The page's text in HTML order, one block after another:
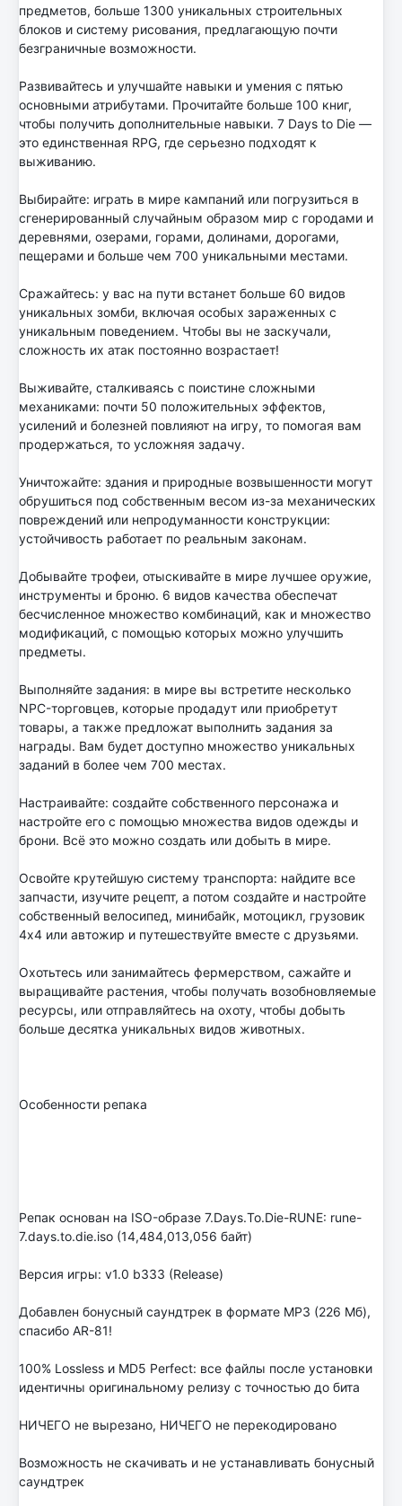
предметов, больше 1300 уникальных строительных
блоков и систему рисования, предлагающую почти
безграничные возможности.
Развивайтесь и улучшайте навыки и умения с пятью
основными атрибутами. Прочитайте больше 100 книг,
чтобы получить дополнительные навыки. 7 Days to Die —
это единственная RPG, где серьезно подходят к
выживанию.
Выбирайте: играть в мире кампаний или погрузиться в
сгенерированный случайным образом мир с городами и
деревнями, озерами, горами, долинами, дорогами,
пещерами и больше чем 700 уникальными местами.
Сражайтесь: у вас на пути встанет больше 60 видов
уникальных зомби, включая особых зараженных с
уникальным поведением. Чтобы вы не заскучали,
сложность их атак постоянно возрастает!
Выживайте, сталкиваясь с поистине сложными
механиками: почти 50 положительных эффектов,
усилений и болезней повлияют на игру, то помогая вам
продержаться, то усложняя задачу.
Уничтожайте: здания и природные возвышенности могут
обрушиться под собственным весом из-за механических
повреждений или непродуманности конструкции:
устойчивость работает по реальным законам.
Добывайте трофеи, отыскивайте в мире лучшее оружие,
инструменты и броню. 6 видов качества обеспечат
бесчисленное множество комбинаций, как и множество
модификаций, с помощью которых можно улучшить
предметы.
Выполняйте задания: в мире вы встретите несколько
NPC-торговцев, которые продадут или приобретут
товары, а также предложат выполнить задания за
награды. Вам будет доступно множество уникальных
заданий в более чем 700 местах.
Настраивайте: создайте собственного персонажа и
настройте его с помощью множества видов одежды и
брони. Всё это можно создать или добыть в мире.
Освойте крутейшую систему транспорта: найдите все
запчасти, изучите рецепт, а потом создайте и настройте
собственный велосипед, минибайк, мотоцикл, грузовик
4x4 или автожир и путешествуйте вместе с друзьями.
Охотьтесь или занимайтесь фермерством, сажайте и
выращивайте растения, чтобы получать возобновляемые
ресурсы, или отправляйтесь на охоту, чтобы добыть
больше десятка уникальных видов животных.
Особенности репака
Репак основан на ISO-образе 7.Days.To.Die-RUNE: rune-
7.days.to.die.iso (14,484,013,056 байт)
Версия игры: v1.0 b333 (Release)
Добавлен бонусный саундтрек в формате MP3 (226 Мб),
спасибо AR-81!
100% Lossless и MD5 Perfect: все файлы после установки
идентичны оригинальному релизу с точностью до бита
НИЧЕГО не вырезано, НИЧЕГО не перекодировано
Возможность не скачивать и не устанавливать бонусный
саундтрек